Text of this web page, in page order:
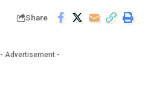
Share
- Advertisement -